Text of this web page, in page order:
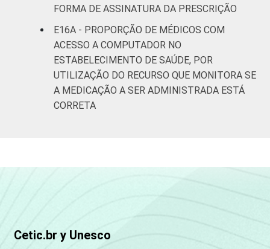
FORMA DE ASSINATURA DA PRESCRIÇÃO
E16A - PROPORÇÃO DE MÉDICOS COM
ACESSO A COMPUTADOR NO
ESTABELECIMENTO DE SAÚDE, POR
UTILIZAÇÃO DO RECURSO QUE MONITORA SE
A MEDICAÇÃO A SER ADMINISTRADA ESTÁ
CORRETA
Cetic.br y Unesco